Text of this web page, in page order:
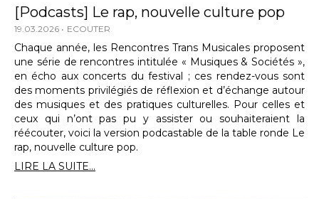
[Podcasts] Le rap, nouvelle culture pop
19.03.2026 ECOUTER
Chaque année, les Rencontres Trans Musicales proposent
une série de rencontres intitulée « Musiques & Sociétés »,
en écho aux concerts du festival ; ces rendez-vous sont
des moments privilégiés de réflexion et d’échange autour
des musiques et des pratiques culturelles. Pour celles et
ceux qui n’ont pas pu y assister ou souhaiteraient la
réécouter, voici la version podcastable de la table ronde Le
rap, nouvelle culture pop.
LIRE LA SUITE...